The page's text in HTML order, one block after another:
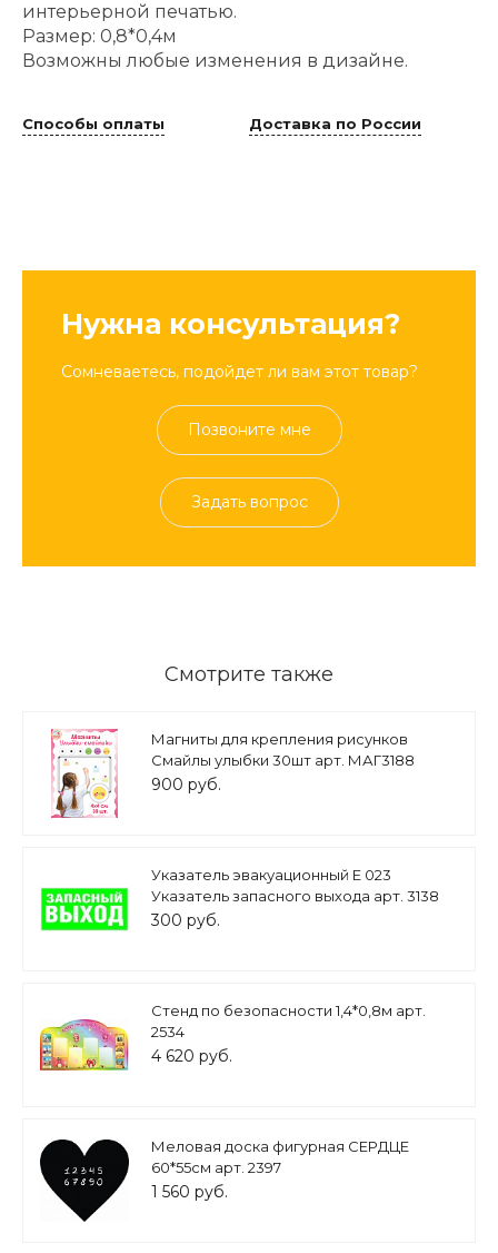
интерьерной печатью.
Размер: 0,8*0,4м
Возможны любые изменения в дизайне.
Способы оплаты Доставка по России
Нужна консультация?
Сомневаетесь, подойдет ли вам этот товар?
Позвоните мне
Задать вопрос
Смотрите также
Магниты для крепления рисунков
Смайлы улыбки 30шт арт. МАГ3188
900 руб.
Указатель эвакуационный Е 023
Указатель запасного выхода арт. 3138
300 руб.
Стенд по безопасности 1,4*0,8м арт.
2534
4 620 руб.
Меловая доска фигурная СЕРДЦЕ
60*55см арт. 2397
1 560 руб.